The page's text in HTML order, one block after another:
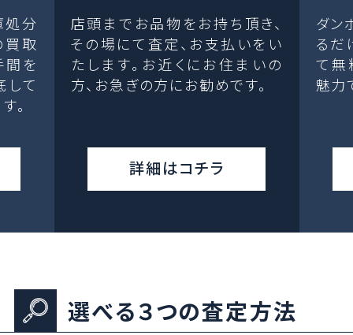
処分
取
間を
して
。
店頭までお品物をお持ち頂き、
その場にて査定、お支払いをい
たします。お近くにお住まいの
方、お急ぎの方にお勧めです。
詳細はコチラ
ダン
るだ
て無
魅力
選べる３つの査定方法